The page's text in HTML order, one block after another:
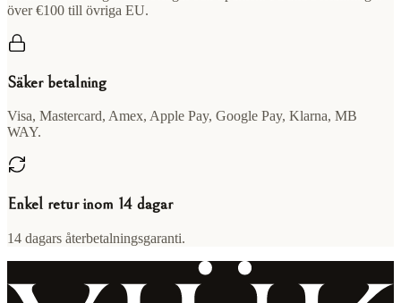
över €100 till övriga EU.
Säker betalning
Visa, Mastercard, Amex, Apple Pay, Google Pay, Klarna, MB
WAY.
Enkel retur inom 14 dagar
14 dagars återbetalningsgaranti.